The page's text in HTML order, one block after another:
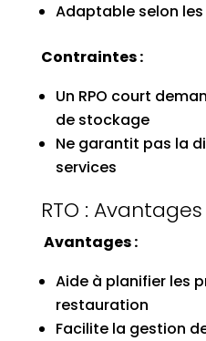
Adaptable selon
Contraintes :
Un RPO court
de stockage
Ne garantit pas la
services
RTO :
Avantages :
Aide à planifier les
restauration
Facilite la gestion